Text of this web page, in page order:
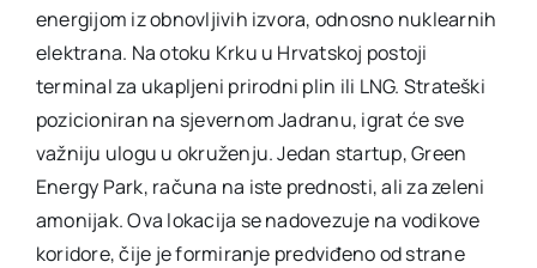
energijom iz obnovljivih izvora, odnosno nuklearnih
elektrana. Na otoku Krku u Hrvatskoj postoji
terminal za ukapljeni prirodni plin ili LNG. Strateški
pozicioniran na sjevernom Jadranu, igrat će sve
važniju ulogu u okruženju. Jedan startup, Green
Energy Park, računa na iste prednosti, ali za zeleni
amonijak. Ova lokacija se nadovezuje na vodikove
koridore, čije je formiranje predviđeno od strane